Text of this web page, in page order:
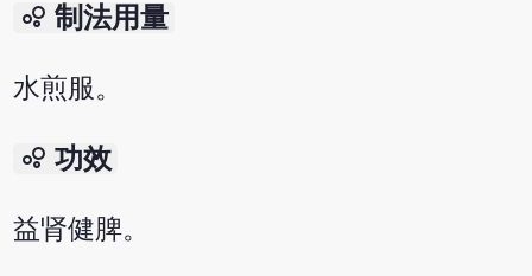
bubble_chart 制法用量
水煎服。
bubble_chart 功效
益肾健脾。